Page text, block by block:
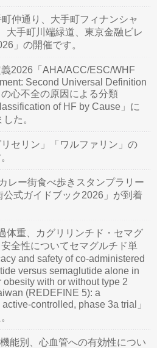
仲通り、大手町フィナンシャ
大手町川端緑道、東京金融ビレ
」の開催です。
2026「AHA/ACC/ESC/WHF
Second Universal Definition
心不全の原因による分類
of HF by Cause」に
た。
セリン」「ワルファリン」の
レー街食べ歩きスタンプラリー
式ガイドブック2026」が到着
体重、カグリリンチド・セマグ
全性についてセマグルチド単
and safety of co-administered
versus semaglutide alone in
with or without type 2
(REDEFINE 5): a
controlled, phase 3a trial」
能別、心血管への有効性につい